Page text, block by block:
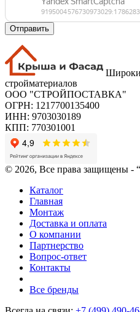
Отправить
стройматериалов
ООО "СТРОЙПОСТАВКА"
ОГРН: 1217700135400
ИНН: 9703030189
КПП: 770301001
© 2026, Все права защищены -
Каталог
Главная
Монтаж
Доставка и оплата
О компании
Партнерство
Вопрос-ответ
Контакты
Все бренды